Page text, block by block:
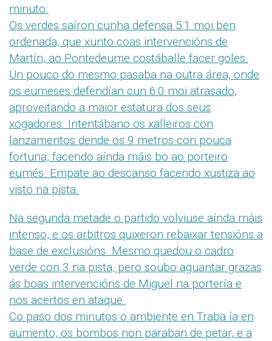
minuto.
Os verdes saíron cunha defensa 5:1 moi ben
ordenada, que xunto coas intervencións de
Martín, ao Pontedeume costáballe facer goles.
Un pouco do mesmo pasaba na outra área, onde
os eumeses defendían cun 6:0 moi atrasado,
aproveitando a maior estatura dos seus
xogadores. Intentábano os xalleiros con
lanzamentos dende os 9 metros con pouca
fortuna, facendo aínda máis bo ao porteiro
eumés. Empate ao descanso facendo xustiza ao
visto na pista.
Na segunda metade o partido volviuse aínda máis
intenso, e os arbitros quixeron rebaixar tensións a
base de exclusións. Mesmo quedou o cadro
verde con 3 na pista, pero soubo aguantar grazas
ás boas intervencións de Miguel na portería e
nos acertos en ataque.
Co paso dos minutos o ambiente en Traba ía en
aumento, os bombos non paraban de petar, e a